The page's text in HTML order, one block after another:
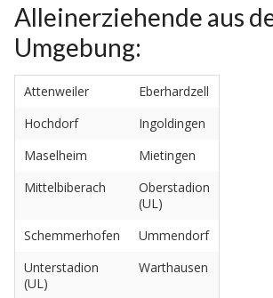
Alleinerziehende aus
Umgebung:
Attenweiler
Eberhardzell
Hochdorf
Ingoldingen
Maselheim
Mietingen
Mittelbiberach
Oberstadion
(UL)
Schemmerhofen
Ummendorf
Unterstadion
(UL)
Warthausen